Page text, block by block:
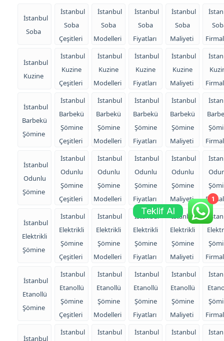
İstanbul
Soba
İstanbul
Soba
Çeşitleri
İstanbul
Soba
Modelleri
İstanbul
Soba
Fiyatları
İstanbul
Soba
Maliyeti
İstanbul
Kuzine
İstanbul
Kuzine
Çeşitleri
İstanbul
Kuzine
Modelleri
İstanbul
Kuzine
Fiyatları
İstanbul
Kuzine
Maliyeti
İstanbul
Barbekü
Şömine
İstanbul
Barbekü
Şömine
Çeşitleri
İstanbul
Barbekü
Şömine
Modelleri
İstanbul
Barbekü
Şömine
Fiyatları
İstanbul
Barbekü
Şömine
Maliyeti
İstanbul
Odunlu
Şömine
İstanbul
Odunlu
Şömine
Çeşitleri
İstanbul
Odunlu
Şömine
Modelleri
İstanbul
Odunlu
Şömine
Fiyatları
İstanbul
Odunlu
Şömine
Maliyeti
İstanbul
Elektrikli
Şömine
İstanbul
Elektrikli
Şömine
Çeşitleri
İstanbul
Elektrikli
Şömine
Modelleri
İstanbul
Elektrikli
Şömine
Fiyatları
İstanbul
Elektrikli
Şömine
Maliyeti
İstanbul
Etanollü
Şömine
İstanbul
Etanollü
Şömine
Çeşitleri
İstanbul
Etanollü
Şömine
Modelleri
İstanbul
Etanollü
Şömine
Fiyatları
İstanbul
Etanollü
Şömine
Maliyeti
İstanbul
İstanbul
İstanbul
İstanbul
İstanbul
1
Teklif Al